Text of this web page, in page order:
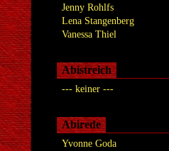
Jenny Rohlfs
Lena Stangenberg
Vanessa Thiel
Abistreich
--- keiner ---
Abirede
Yvonne Goda